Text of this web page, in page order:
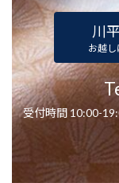
川
お越し
受付時間 10:00-